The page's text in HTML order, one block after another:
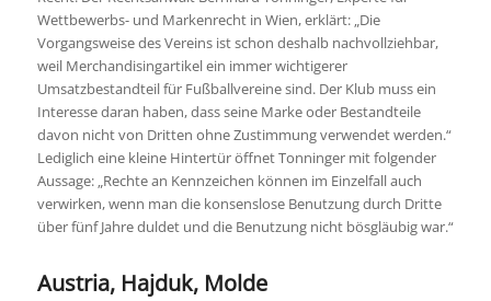
Wettbewerbs- und Markenrecht in Wien, erklärt: „Die
Vorgangsweise des Vereins ist schon deshalb nachvollziehbar,
weil Merchandisingartikel ein immer wichtigerer
Umsatzbestandteil für Fußballvereine sind. Der Klub muss ein
Interesse daran haben, dass seine Marke oder Bestandteile
davon nicht von Dritten ohne Zustimmung verwendet werden.“
Lediglich eine kleine Hintertür öffnet Tonninger mit folgender
Aussage: „Rechte an Kennzeichen können im Einzelfall auch
verwirken, wenn man die konsenslose Benutzung durch Dritte
über fünf Jahre duldet und die Benutzung nicht bösgläubig war.“
Austria, Hajduk, Molde